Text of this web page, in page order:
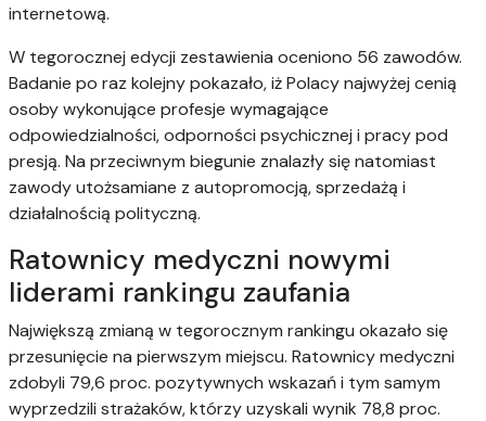
internetową.
W tegorocznej edycji zestawienia oceniono 56 zawodów.
Badanie po raz kolejny pokazało, iż Polacy najwyżej cenią
osoby wykonujące profesje wymagające
odpowiedzialności, odporności psychicznej i pracy pod
presją. Na przeciwnym biegunie znalazły się natomiast
zawody utożsamiane z autopromocją, sprzedażą i
działalnością polityczną.
Ratownicy medyczni nowymi
liderami rankingu zaufania
Największą zmianą w tegorocznym rankingu okazało się
przesunięcie na pierwszym miejscu. Ratownicy medyczni
zdobyli 79,6 proc. pozytywnych wskazań i tym samym
wyprzedzili strażaków, którzy uzyskali wynik 78,8 proc.